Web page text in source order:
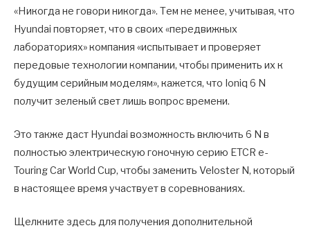
«Никогда не говори никогда». Тем не менее, учитывая, что
Hyundai повторяет, что в своих «передвижных
лабораториях» компания «испытывает и проверяет
передовые технологии компании, чтобы применить их к
будущим серийным моделям», кажется, что Ioniq 6 N
получит зеленый свет лишь вопрос времени.
Это также даст Hyundai возможность включить 6 N в
полностью электрическую гоночную серию ETCR e-
Touring Car World Cup, чтобы заменить Veloster N, который
в настоящее время участвует в соревнованиях.
Щелкните здесь для получения дополнительной